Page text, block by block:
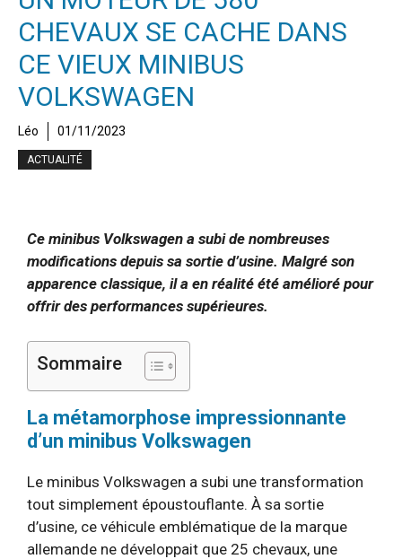
CHEVAUX SE CACHE DANS
CE VIEUX MINIBUS
VOLKSWAGEN
Léo 01/11/2023
ACTUALITÉ
Ce minibus Volkswagen a subi de nombreuses
modifications depuis sa sortie d’usine. Malgré son
apparence classique, il a en réalité été amélioré pour
offrir des performances supérieures.
Sommaire
La métamorphose impressionnante
d’un minibus Volkswagen
Le minibus Volkswagen a subi une transformation
tout simplement époustouflante. À sa sortie
d’usine, ce véhicule emblématique de la marque
allemande ne développait que 25 chevaux, une